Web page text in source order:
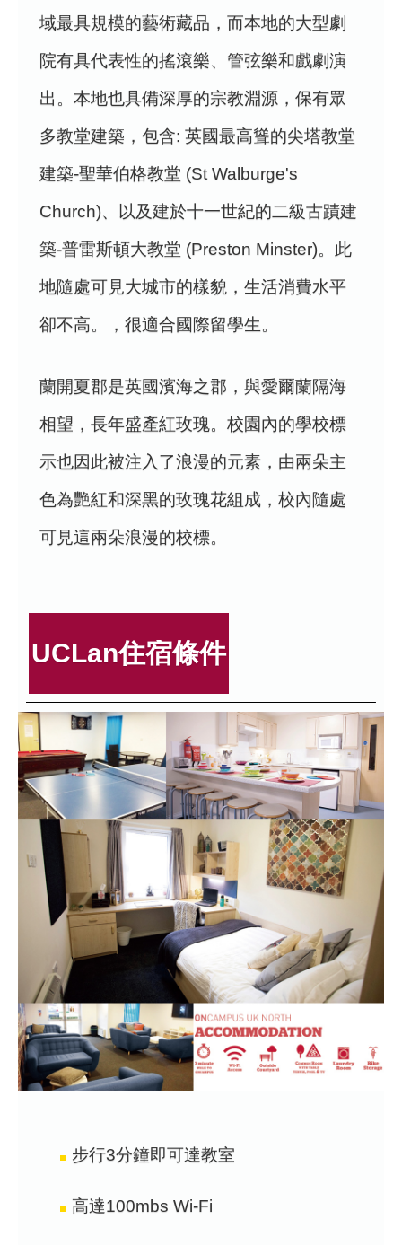
域最具規模的藝術藏品，而本地的大型劇
院有具代表性的搖滾樂、管弦樂和戲劇演
出。本地也具備深厚的宗教淵源，保有眾
多教堂建築，包含: 英國最高聳的尖塔教堂
建築-聖華伯格教堂 (St Walburge's
Church)、以及建於十一世紀的二級古蹟建
築-普雷斯頓大教堂 (Preston Minster)。此
地隨處可見大城市的樣貌，生活消費水平
卻不高。，很適合國際留學生。
蘭開夏郡是英國濱海之郡，與愛爾蘭隔海
相望，長年盛產紅玫瑰。校園內的學校標
示也因此被注入了浪漫的元素，由兩朵主
色為艷紅和深黑的玫瑰花組成，校內隨處
可見這兩朵浪漫的校標。
UCLan住宿條件
步行3分鐘即可達教室
高達100mbs Wi-Fi